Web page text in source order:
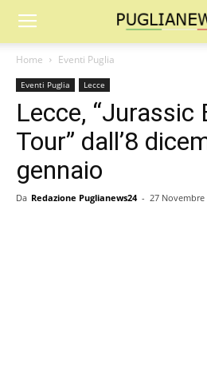
Home Eventi Puglia
Eventi Puglia Lecce
Lecce, “Jurassic
Tour” dall’8
gennaio
Da Redazione Puglianews24 - 27 Novembre